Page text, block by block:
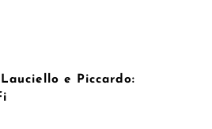
e Piccardo: